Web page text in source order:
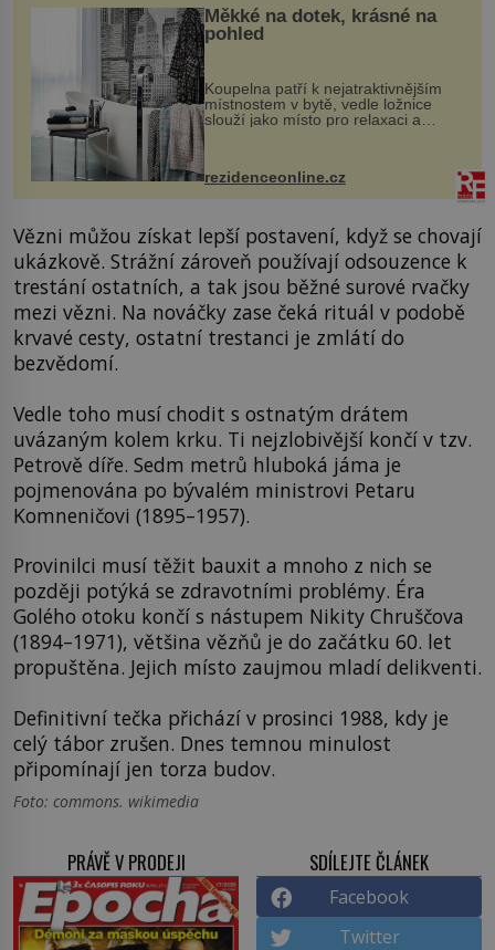
Měkké na dotek, krásné na
pohled
Koupelna patří k nejatraktivnějším
místnostem v bytě, vedle ložnice
slouží jako místo pro relaxaci a
odpočinek. Koupelnový textil –
ručníky, osušky a koberečky –
mohou jako mávnutím kouzelného
proutku...
rezidenceonline.cz
Vězni můžou získat lepší postavení, když se chovají
ukázkově. Strážní zároveň používají odsouzence k
trestání ostatních, a tak jsou běžné surové rvačky
mezi vězni. Na nováčky zase čeká rituál v podobě
krvavé cesty, ostatní trestanci je zmlátí do
bezvědomí.
Vedle toho musí chodit s ostnatým drátem
uvázaným kolem krku. Ti nejzlobivější končí v tzv.
Petrově díře. Sedm metrů hluboká jáma je
pojmenována po bývalém ministrovi Petaru
Komneničovi (1895–1957).
Provinilci musí těžit bauxit a mnoho z nich se
později potýká se zdravotními problémy. Éra
Golého otoku končí s nástupem Nikity Chruščova
(1894–1971), většina vězňů je do začátku 60. let
propuštěna. Jejich místo zaujmou mladí delikventi.
Definitivní tečka přichází v prosinci 1988, kdy je
celý tábor zrušen. Dnes temnou minulost
připomínají jen torza budov.
Foto: commons. wikimedia
PRÁVĚ V PRODEJI SDÍLEJTE ČLÁNEK
Facebook
Twitter